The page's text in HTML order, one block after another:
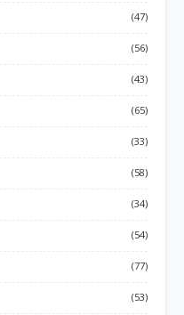
(47)
(56)
(43)
(65)
(33)
(58)
(34)
(54)
(77)
(53)